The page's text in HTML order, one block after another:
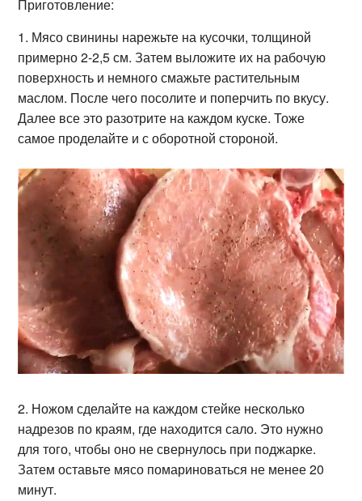
Приготовление:
1. Мясо свинины нарежьте на кусочки, толщиной
примерно 2-2,5 см. Затем выложите их на рабочую
поверхность и немного смажьте растительным
маслом. После чего посолите и поперчить по вкусу.
Далее все это разотрите на каждом куске. Тоже
самое проделайте и с оборотной стороной.
2. Ножом сделайте на каждом стейке несколько
надрезов по краям, где находится сало. Это нужно
для того, чтобы оно не свернулось при поджарке.
Затем оставьте мясо помариноваться не менее 20
минут.